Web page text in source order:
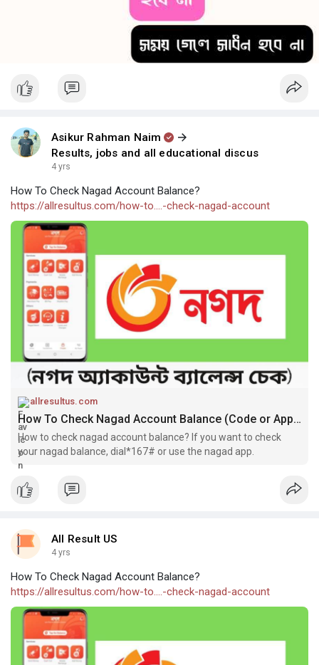
Asikur Rahman Naim
Results, jobs and all educational discus
4 yrs
How To Check Nagad Account Balance?
https://allresultus.com/how-to....-check-nagad-account
allresultus.com
How To Check Nagad Account Balance (Code or Apps)
How to check nagad account balance? If you want to check
your nagad balance, dial*167# or use the nagad app.
All Result US
4 yrs
How To Check Nagad Account Balance?
https://allresultus.com/how-to....-check-nagad-account